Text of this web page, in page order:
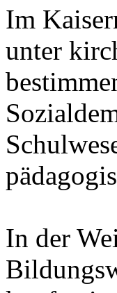
Im
unter
In der